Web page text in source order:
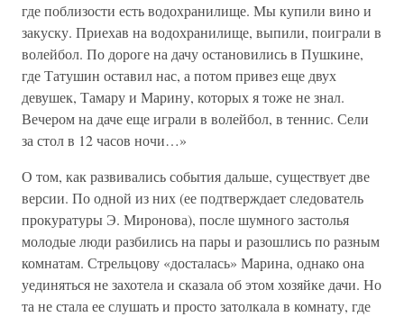
где поблизости есть водохранилище. Мы купили вино и
закуску. Приехав на водохранилище, выпили, поиграли в
волейбол. По дороге на дачу остановились в Пушкине,
где Татушин оставил нас, а потом привез еще двух
девушек, Тамару и Марину, которых я тоже не знал.
Вечером на даче еще играли в волейбол, в теннис. Сели
за стол в 12 часов ночи…»
О том, как развивались события дальше, существует две
версии. По одной из них (ее подтверждает следователь
прокуратуры Э. Миронова), после шумного застолья
молодые люди разбились на пары и разошлись по разным
комнатам. Стрельцову «досталась» Марина, однако она
уединяться не захотела и сказала об этом хозяйке дачи. Но
та не стала ее слушать и просто затолкала в комнату, где